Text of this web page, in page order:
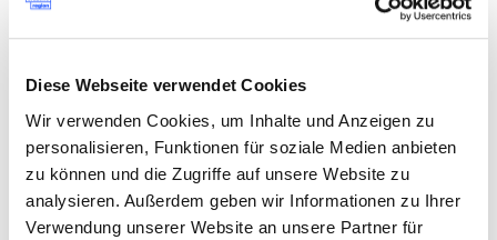
Diese Webseite verwendet Cookies
Wir verwenden Cookies, um Inhalte und Anzeigen zu
personalisieren, Funktionen für soziale Medien anbieten
zu können und die Zugriffe auf unsere Website zu
analysieren. Außerdem geben wir Informationen zu Ihrer
Verwendung unserer Website an unsere Partner für
THE FABULOUS FACTORY’
angesiedelten Unternehmen und Projekte im
begreifbar gemacht.
VOLLES PROGRAMM VORAUS. Auch dieses Jahr
gibt es wieder spannende WORKSHOPSrund um
die ThemenbereicheNEW WAYS OF WORK,